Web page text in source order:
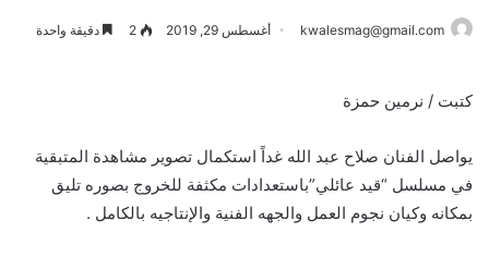
kwalesmag@gmail.com أغسطس 29, 2019 2 دقيقة واحدة
كتبت / نرمين حمزة
يواصل الفنان صلاح عبد الله غداً استكمال تصوير مشاهدة المتبقية
في مسلسل “قيد عائلي”باستعدادات مكثفة للخروج بصوره تليق
بمكانه وكيان نجوم العمل والجهه الفنية والإنتاجيه بالكامل .